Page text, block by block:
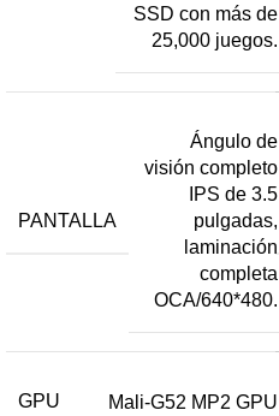
SSD con más de
25,000 juegos.
PANTALLA
Ángulo de
visión completo
IPS de 3.5
pulgadas,
laminación
completa
OCA/640*480.
GPU Mali-G52 MP2 GPU